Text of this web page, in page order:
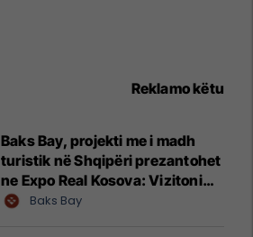
Reklamo këtu
Baks Bay, projekti me i madh
turistik në Shqipëri prezantohet
ne Expo Real Kosova: Vizitoni
shtandin dhe zbuloni
Baks Bay